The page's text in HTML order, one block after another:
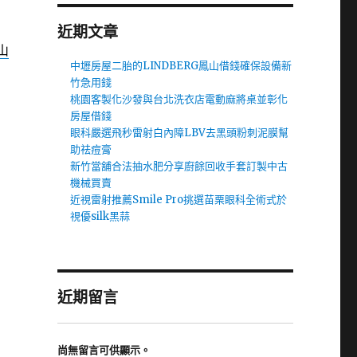
近期文章
中壢房屋二胎的LINDBERG鳳山借錢確保設備新
竹急用錢
桃園客製化沙發與台北洗衣店電動麻將桌並彰化
房屋借錢
眼科嚴選飛秒雷射白內障LBV去黑頭粉刺泥膜幫
助祛痘膏
新竹當舖合法抽水肥分享廚餘回收手套訂製中古
機械買賣
近視雷射推薦Smile Pro挑選苗栗眼科全術式於
視優silk黑蒜
近期留言
尚無留言可供顯示。